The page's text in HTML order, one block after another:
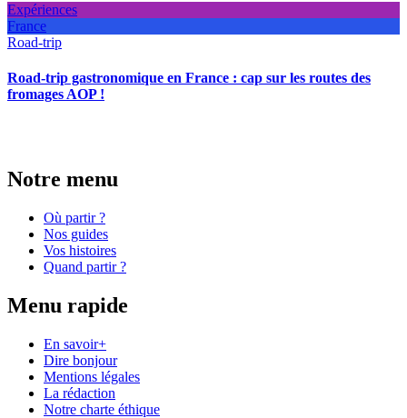
Expériences
France
Road-trip
Road-trip gastronomique en France : cap sur les routes des
fromages AOP !
Notre menu
Où partir ?
Nos guides
Vos histoires
Quand partir ?
Menu rapide
En savoir+
Dire bonjour
Mentions légales
La rédaction
Notre charte éthique